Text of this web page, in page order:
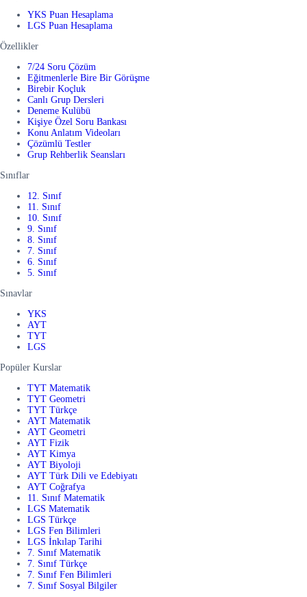
YKS Puan Hesaplama
LGS Puan Hesaplama
Özellikler
7/24 Soru Çözüm
Eğitmenlerle Bire Bir Görüşme
Birebir Koçluk
Canlı Grup Dersleri
Deneme Kulübü
Kişiye Özel Soru Bankası
Konu Anlatım Videoları
Çözümlü Testler
Grup Rehberlik Seansları
Sınıflar
12. Sınıf
11. Sınıf
10. Sınıf
9. Sınıf
8. Sınıf
7. Sınıf
6. Sınıf
5. Sınıf
Sınavlar
YKS
AYT
TYT
LGS
Popüler Kurslar
TYT Matematik
TYT Geometri
TYT Türkçe
AYT Matematik
AYT Geometri
AYT Fizik
AYT Kimya
AYT Biyoloji
AYT Türk Dili ve Edebiyatı
AYT Coğrafya
11. Sınıf Matematik
LGS Matematik
LGS Türkçe
LGS Fen Bilimleri
LGS İnkılap Tarihi
7. Sınıf Matematik
7. Sınıf Türkçe
7. Sınıf Fen Bilimleri
7. Sınıf Sosyal Bilgiler